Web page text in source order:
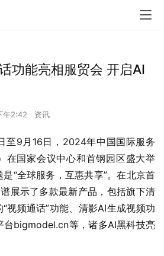
功能亮相服贸会 开启AI
午2:42 资讯
至9月16日，2024年中国国际服务
在国家会议中心和首钢园区盛大举
“全球服务，互惠共享”。在北京首
展示了多款最新产品，包括旗下清
视频通话”功能、清影AI生成视频功
台bigmodel.cn等，诸多AI黑科技亮